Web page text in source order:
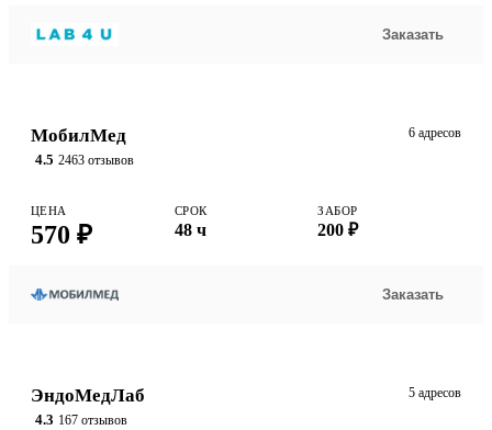
Заказать
МобилМед
4.5 2463 отзывов
6 адресов
ЦЕНА
570 ₽
СРОК
48 ч
ЗАБОР
200 ₽
Заказать
ЭндоМедЛаб
4.3 167 отзывов
5 адресов